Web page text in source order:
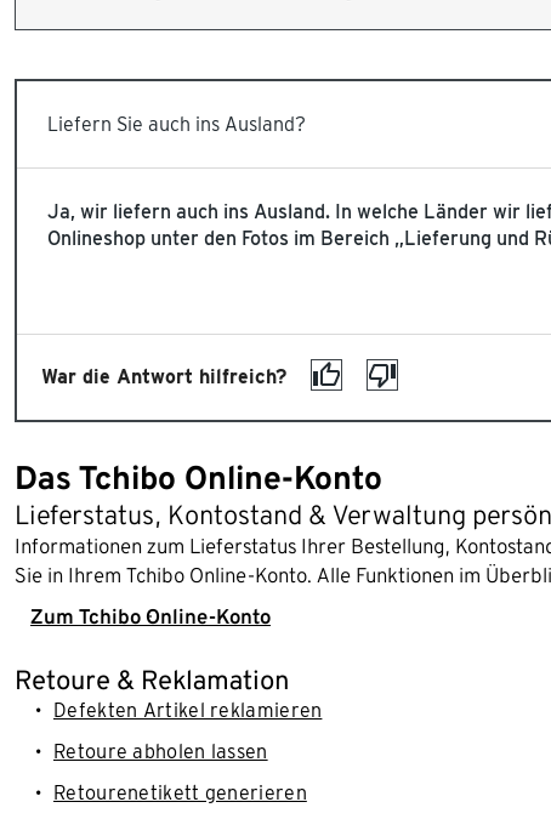
Liefern Sie auch ins Ausland?
Ja, wir liefern auch ins Ausland. In welche Länder wir
Onlineshop unter den Fotos im Bereich „Lieferung und
War die Antwort hilfreich?
Das Tchibo Online-Konto
Lieferstatus, Kontostand & Verwaltung
Informationen zum Lieferstatus Ihrer Bestellung,
Sie in Ihrem Tchibo Online-Konto. Alle Funktionen im
Zum Tchibo Online-Konto
Retoure & Reklamation
Defekten Artikel reklamieren
Retoure abholen lassen
Retourenetikett generieren